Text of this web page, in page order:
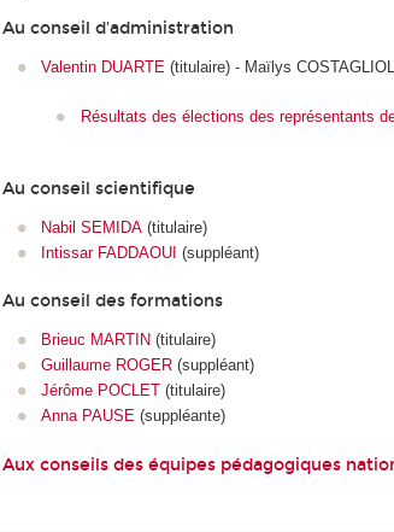
Au conseil d'administration
Valentin DUARTE (titulaire) - Maïlys
Résultats des élections des représentants
Au conseil scientifique
Nabil SEMIDA (titulaire)
Intissar FADDAOUI (suppléant)
Au conseil des formations
Brieuc MARTIN (titulaire)
Guillaume ROGER (suppléant)
Jérôme POCLET (titulaire)
Anna PAUSE (suppléante)
Aux conseils des équipes pédagogiques